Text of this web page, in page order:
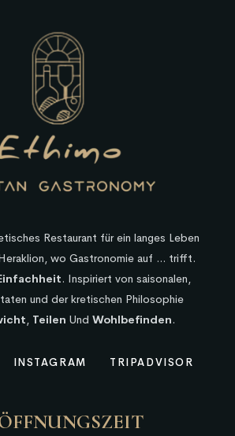
Restaurant für ein langes Leben
wo Gastronomie auf ... trifft.
. Inspiriert von saisonalen,
und der kretischen Philosophie
, Teilen Und Wohlbefinden.
INSTAGRAM TRIPADVISOR